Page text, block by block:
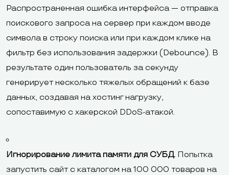
Распространенная ошибка интерфейса — отправка
поискового запроса на сервер при каждом вводе
символа в строку поиска или при каждом клике на
фильтр без использования задержки (Debounce). В
результате один пользователь за секунду
генерирует несколько тяжелых обращений к базе
данных, создавая на хостинг нагрузку,
сопоставимую с хакерской DDoS-атакой.
Игнорирование лимита памяти для СУБД. Попытка
запустить сайт с каталогом на 100 000 товаров на